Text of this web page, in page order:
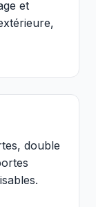
et
double